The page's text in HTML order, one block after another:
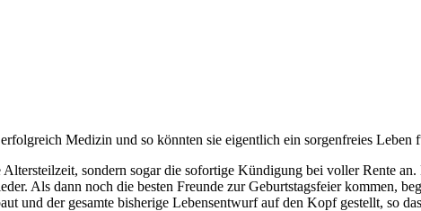
Medizin und so könnten sie eigentlich ein sorgenfreies Leben
sondern sogar die sofortige Kündigung bei voller Rente
Als dann noch die besten Freunde zur Geburtstagsfeier kommen,
und der gesamte bisherige Lebensentwurf auf den Kopf gestellt, so